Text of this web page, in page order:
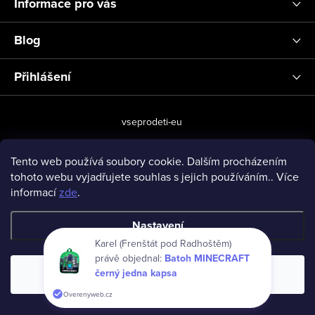
Tento web používá soubory cookie. Dalším procházením
tohoto webu vyjadřujete souhlas s jejich používáním.. Více
informacízde.
Nastavení
Souhlasím
Blog
Přihlášení
vseprodeti-eu
Copyright 2026www.vseprodeti.eu. Všechna práva vyhrazena.
Karel (Frenštát pod Radhoštěm)
právě objednal: Batoh MINECRAFT
černý jedna kapsa
Overenyweb.cz